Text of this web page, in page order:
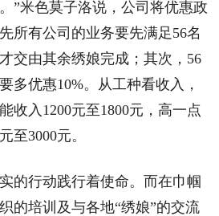
”米色莫子洛说，公司将优惠政
所有公司的业务要先满足56名
交由其余绣娘完成；其次，56
多优惠10%。从工种看收入，
收入1200元至1800元，高一点
至3000元。
的行动践行着使命。而在巾帼
的培训及与各地“绣娘”的交流